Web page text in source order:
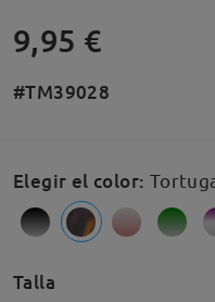
9,95 €
#TM39028
Elegir el color:
Talla